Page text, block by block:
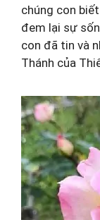
chúng con
đem lại sự
con đã tin và
Thánh của